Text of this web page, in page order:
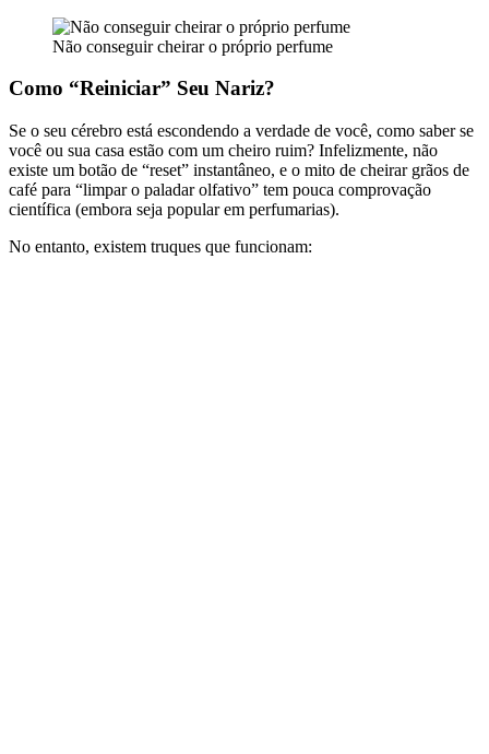
Não conseguir cheirar o próprio perfume
Como “Reiniciar” Seu Nariz?
Se o seu cérebro está escondendo a verdade de você, como saber se
você ou sua casa estão com um cheiro ruim? Infelizmente, não
existe um botão de “reset” instantâneo, e o mito de cheirar grãos de
café para “limpar o paladar olfativo” tem pouca comprovação
científica (embora seja popular em perfumarias).
No entanto, existem truques que funcionam: